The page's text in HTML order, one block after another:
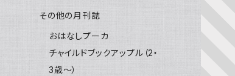
その他の月刊誌
おはなしプーカ
チャイルドブックアップル（2・
3歳～）